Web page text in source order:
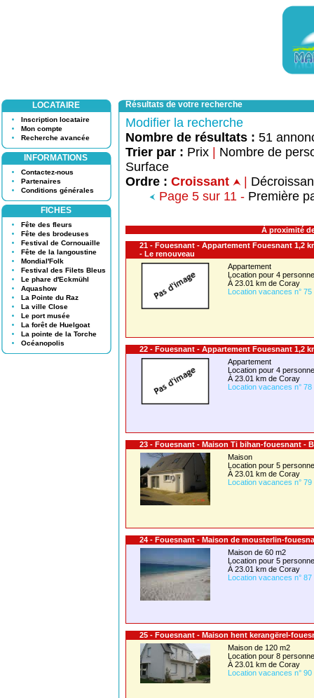
LOCATAIRE
Inscription locataire
Mon compte
Recherche avancée
INFORMATIONS
Contactez-nous
Partenaires
Conditions générales
FICHES
Fête des fleurs
Fête des brodeuses
Festival de Cornouaille
Fête de la langoustine
Mondial'Folk
Festival des Filets Bleus
Le phare d'Eckmühl
Aquashow
La Pointe du Raz
La ville Close
Le port musée
La forêt de Huelgoat
La pointe de la Torche
Océanopolis
Résultats de votre recherche
Modifier la recherche
Nombre de résultats : 51
Trier par : Prix
Nombre de
Surface
Ordre : Croissant
Page 5 sur 11 - Première
À proximité
21 - Fouesnant - Appartement Fouesnant 1,2
- Le renouveau
Appartement
Location pour 4
À 23.01 km de Coray
Location vacances n° 75
22 - Fouesnant - Appartement Fouesnant 1,2
Appartement
Location pour 4
À 23.01 km de Coray
Location vacances n° 78
23 - Fouesnant - Maison Ti bihan-fouesnant -
Maison
Location pour 5
À 23.01 km de Coray
Location vacances n° 79
24 - Fouesnant - Maison de mousterlin-
Maison de 60 m2
Location pour 5
À 23.01 km de Coray
Location vacances n° 87
25 - Fouesnant - Maison hent kerangërel-
Maison de 120 m2
Location pour 8
À 23.01 km de Coray
Location vacances n° 90